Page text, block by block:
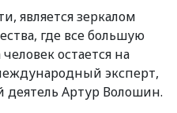
является зеркалом
где все большую
остается на
эксперт,
Артур Волошин.